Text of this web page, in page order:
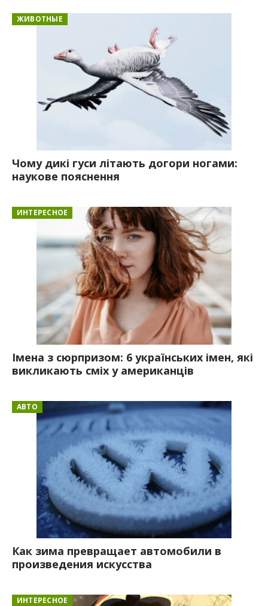
ЖИВОТНЫЕ
Чому дикі гуси літають догори ногами:
наукове пояснення
ИНТЕРЕСНОЕ
Імена з сюрпризом: 6 українських імен, які
викликають сміх у американців
АВТО
Как зима превращает автомобили в
произведения искусства
ИНТЕРЕСНОЕ